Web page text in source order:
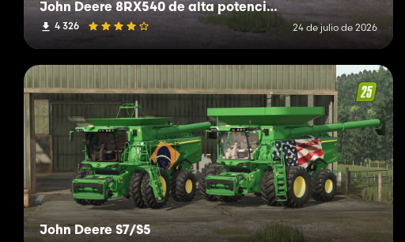
John Deere 8RX540 de alta potencia y tanques laterales
4 326 24 de julio de 2026
John Deere S7/S5